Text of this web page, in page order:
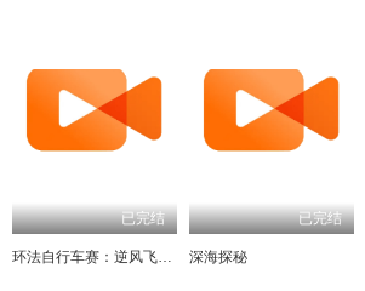
已完结
环法自行车赛：逆风飞驰第三季
已完结
深海探秘